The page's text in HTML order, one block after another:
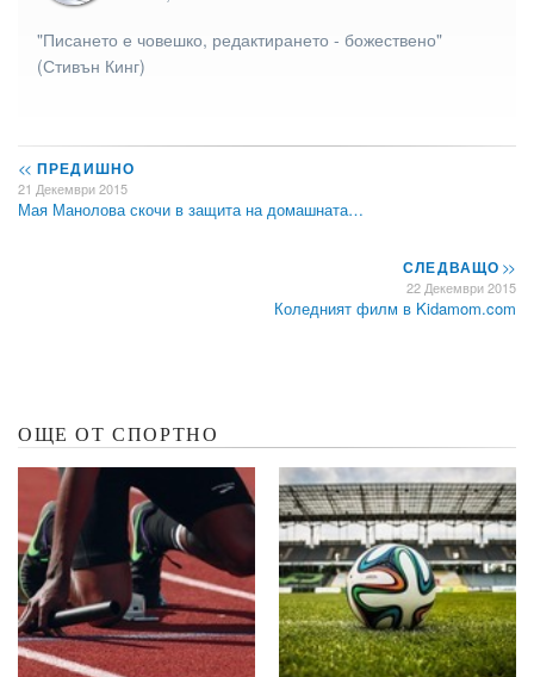
"Писането е човешко, редактирането - божествено"
(Стивън Кинг)
<< ПРЕДИШНО
21 Декември 2015
Мая Манолова скочи в защита на домашната…
СЛЕДВАЩО>>
22 Декември 2015
Коледният филм в Kidamom.com
ОЩЕ ОТ СПОРТНО